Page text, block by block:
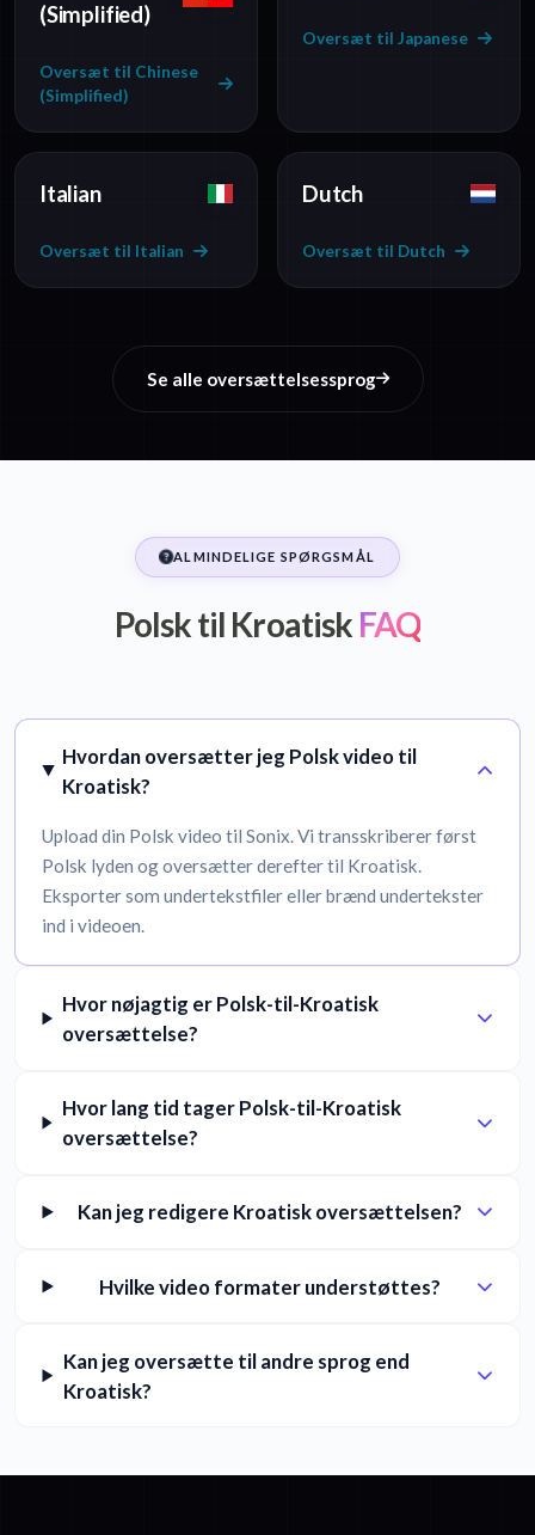
(Simplified)
Oversæt til Chinese
(Simplified)
Oversæt til Japanese
Italian
Oversæt til Italian
Dutch
Oversæt til Dutch
Se alle oversættelsessprog
ALMINDELIGE SPØRGSMÅL
Polsk til Kroatisk FAQ
Hvordan oversætter jeg Polsk video til
Kroatisk?
Upload din Polsk video til Sonix. Vi transskriberer først
Polsk lyden og oversætter derefter til Kroatisk.
Eksporter som undertekstfiler eller brænd undertekster
ind i videoen.
Hvor nøjagtig er Polsk-til-Kroatisk
oversættelse?
Hvor lang tid tager Polsk-til-Kroatisk
oversættelse?
Kan jeg redigere Kroatisk oversættelsen?
Hvilke video formater understøttes?
Kan jeg oversætte til andre sprog end
Kroatisk?